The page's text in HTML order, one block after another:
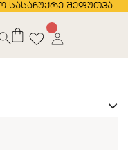
სასაჩუქრე შეფუთვა